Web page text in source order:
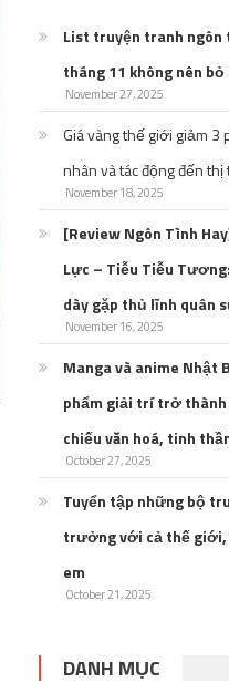
List truyện tranh ngôn
tháng 11 không nên
November 27, 2025
Giá vàng thế giới giảm
nhân và tác động đến
November 18, 2025
[Review Ngôn Tình
Lực – Tiễu Tiễu
dày gặp thủ lĩnh quân
November 16, 2025
Manga và anime Nhật
phẩm giải trí trở
chiếu văn hoá, tinh
October 27, 2025
Tuyển tập những bộ
trưởng với cả thế giới,
em
October 21, 2025
DANH MỤC